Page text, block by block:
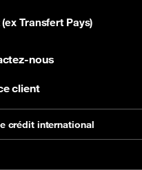
Transfert Pays)
client alors
visite ?
Créer votre compte
crédit international
nous
client